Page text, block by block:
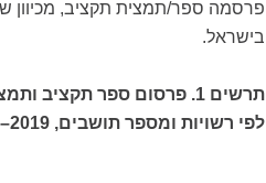
פרסמה ספר/תמצית תקציב, מכיוון
בישראל.
תרשים 1. פרסום ספר
לפי רשויות ומספר תושבים, 2019–2023